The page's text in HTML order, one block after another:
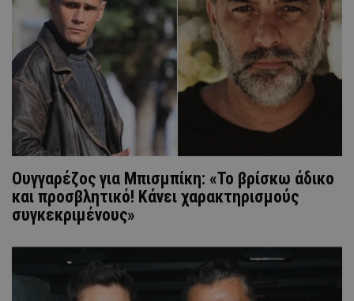
Ουγγαρέζος για Μπισμπίκη: «Το βρίσκω άδικο
και προσβλητικό! Κάνει χαρακτηρισμούς
συγκεκριμένους»